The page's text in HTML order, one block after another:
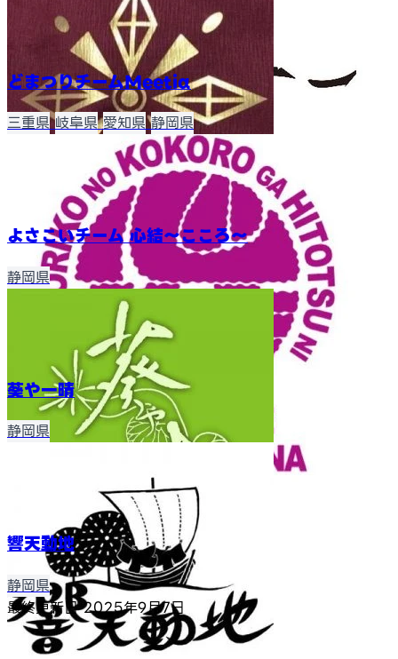
どまつりチームMeetiα
三重県 岐阜県 愛知県 静岡県
よさこいチーム 心結〜こころ〜
静岡県
葵や一晴
静岡県
響天動地
静岡県
最終更新日2025年9月7日